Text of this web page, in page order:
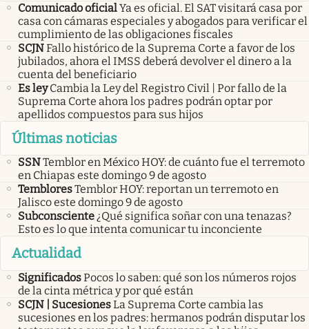
Comunicado oficialYa es oficial. El SAT visitará casa por
casa con cámaras especiales y abogados para verificar el
cumplimiento de las obligaciones fiscales
SCJNFallo histórico de la Suprema Corte a favor de los
jubilados, ahora el IMSS deberá devolver el dinero a la
cuenta del beneficiario
Es ley Cambia la Ley del Registro Civil | Por fallo de la
Suprema Corte ahora los padres podrán optar por
apellidos compuestos para sus hijos
Últimas noticias
SSNTemblor en México HOY: de cuánto fue el terremoto
en Chiapas este domingo 9 de agosto
TembloresTemblor HOY: reportan un terremoto en
Jalisco este domingo 9 de agosto
Subconsciente¿Qué significa soñar con una tenazas?
Esto es lo que intenta comunicar tu inconciente
Actualidad
SignificadosPocos lo saben: qué son los números rojos
de la cinta métrica y por qué están
SCJN | SucesionesLa Suprema Corte cambia las
sucesiones en los padres: hermanos podrán disputar los